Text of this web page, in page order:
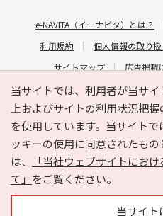
当サイトでは、利用者が当サ
上およびサイトの利用状況把
を使用しています。当サイト
ッキーの使用に同意されたも
は、
「当社ウェブサイトにお
て」 をご覧ください。
当サイト
e-NAVITA（イーナビタ）とは？
利用規約
個人情報の取り
サイトマップ
広告掲載
サイトの内容に関
Copyright ©